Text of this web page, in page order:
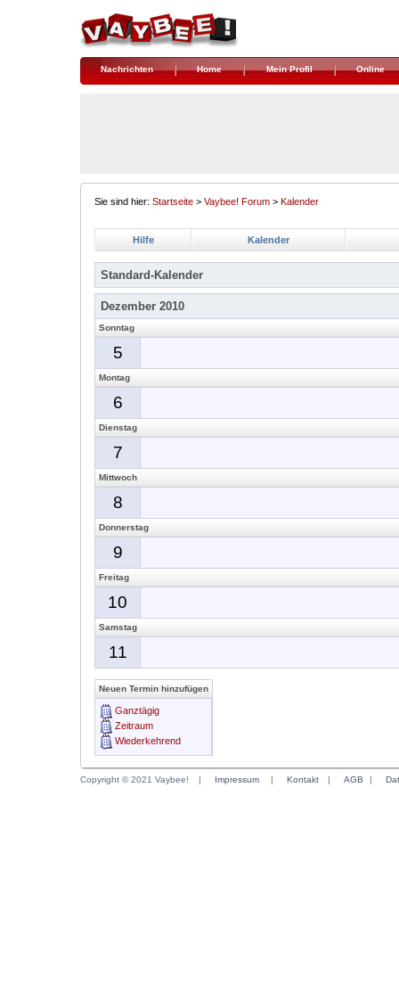
Nachrichten Home Mein Profil Online
Sie sind hier: Startseite > Vaybee! Forum > Kalender
Hilfe Kalender
Standard-Kalender
Dezember 2010
Sonntag
5
Montag
6
Dienstag
7
Mittwoch
8
Donnerstag
9
Freitag
10
Samstag
11
Neuen Termin hinzufügen
Ganztägig
Zeitraum
Wiederkehrend
Copyright © 2021 Vaybee! | Impressum | Kontakt | AGB |